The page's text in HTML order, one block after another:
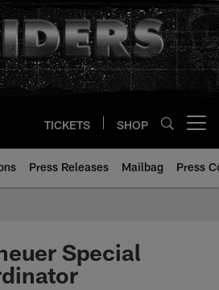
TICKETS SHOP
Press Releases Mailbag Press
Special